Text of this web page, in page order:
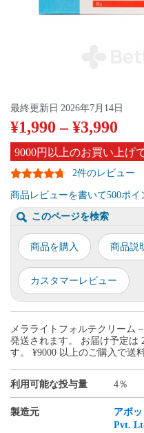
¥1,990 –¥3,990
9000円以上のお買い上げ
最終更新日 2026年7月14日
2件のレビュー
商品レビューを書いて500ポイ
このページを検索
商品を購入 商品説
カスタマーレビュー
メラライトフォルテクリーム
発送されます。 お届け予定は
す。 ¥9000 以上のご購入で送
利用可能な投与量 4％
製造元
アボ
Pvt.